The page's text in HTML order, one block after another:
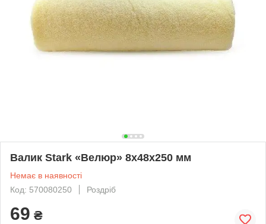
Валик Stark «Велюр» 8х48х250 мм
Немає в наявності
Код: 570080250
Роздріб
69 ₴